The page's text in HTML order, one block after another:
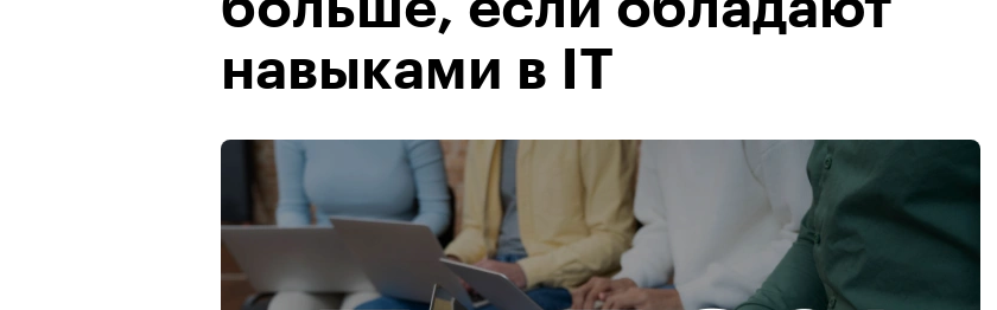
навыками в IT